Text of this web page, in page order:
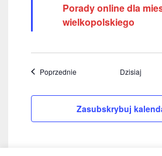
r
ó
ż
o
e
Porady online dla
wielkopolskiego
Poprzednie Dzisiaj
Zasubskrybuj